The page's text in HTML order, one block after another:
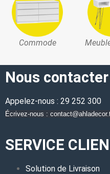
Commode
Nous contacter
Appelez-nous : 29 252 300
Écrivez-nous :
SERVICE
Solution de Livraison